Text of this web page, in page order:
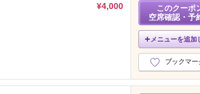
¥4,000
このクーポ
空席確認・予
メニューを追加
ブックマー